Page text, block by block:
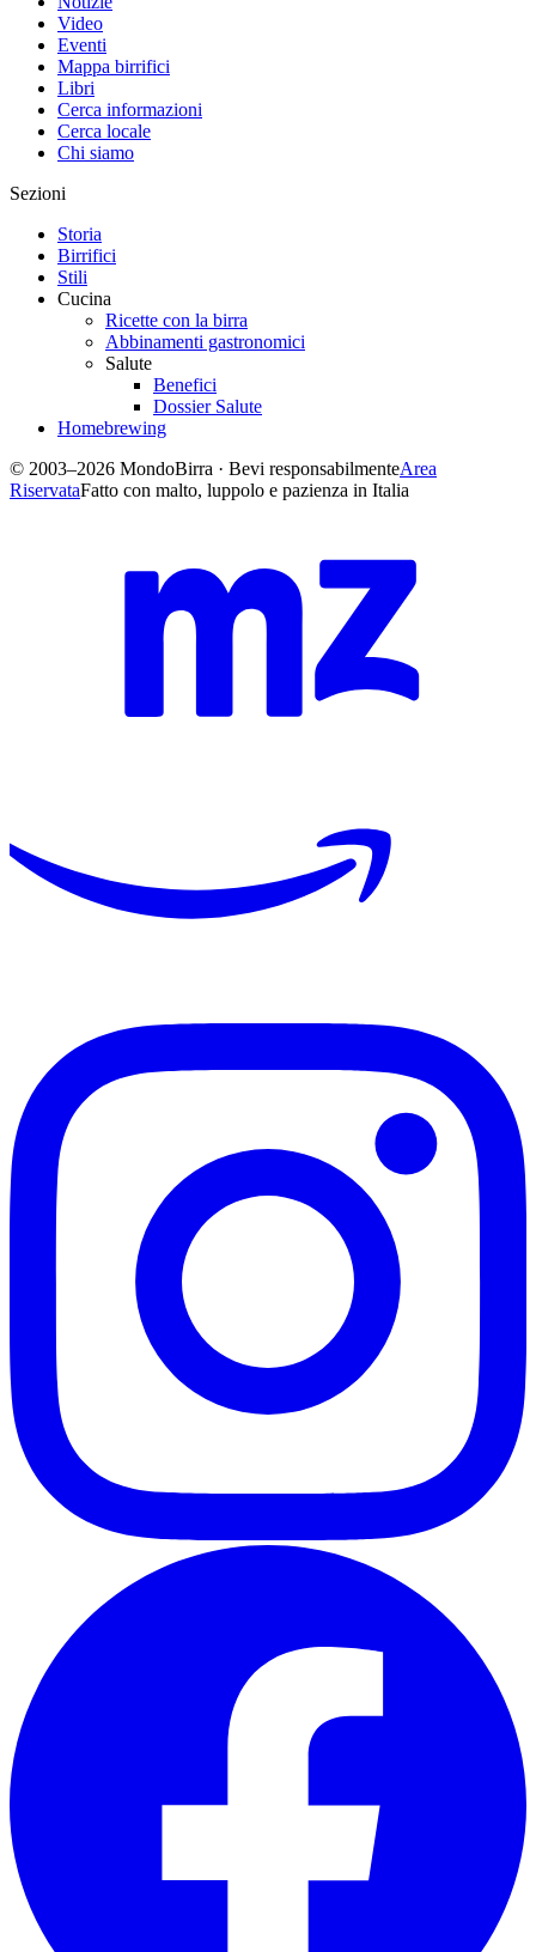
Video
Eventi
Mappa birrifici
Libri
Cerca informazioni
Cerca locale
Chi siamo
Sezioni
Storia
Birrifici
Stili
Cucina
Ricette con la birra
Abbinamenti gastronomici
Salute
Benefici
Dossier Salute
Homebrewing
© 2003–2026 MondoBirra · Bevi responsabilmenteArea
RiservataFatto con malto, luppolo e pazienza in Italia